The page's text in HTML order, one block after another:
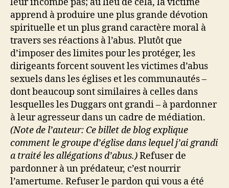
apprend à produire une plus grande dévotion
spirituelle et un plus grand caractère moral à
travers ses réactions à l’abus. Plutôt que
d’imposer des limites pour les protéger, les
dirigeants forcent souvent les victimes d’abus
sexuels dans les églises et les communautés –
dont beaucoup sont similaires à celles dans
lesquelles les Duggars ont grandi – à pardonner
à leur agresseur dans un cadre de médiation.
(Note de l’auteur: Ce billet de blogexplique
comment le groupe d’église dans lequel j’ai grandi
a traité les allégations d’abus.)Refuser de
pardonner à un prédateur, c’est nourrir
l’amertume. Refuser le pardon qui vous a été